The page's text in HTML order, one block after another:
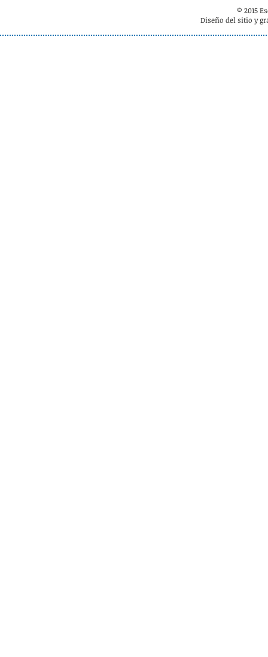
© 2015
Diseño del sitio y